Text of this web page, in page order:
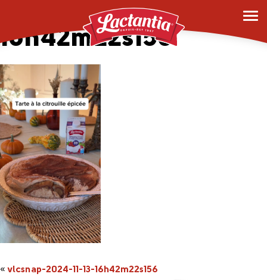
vlcsnap-2024-11-13-
16h42m22s156
«vlcsnap-2024-11-13-16h42m22s156